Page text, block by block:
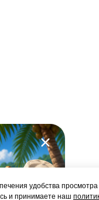
удобства
и принимаете наш